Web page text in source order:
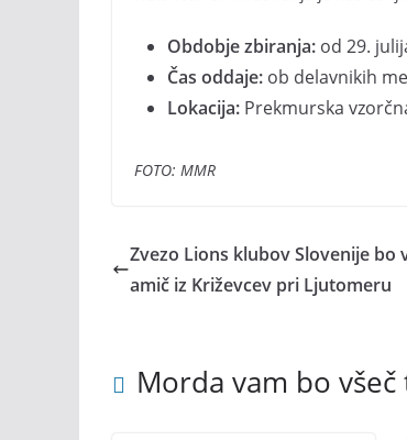
Obdobje zbiranja: od 29.
Čas oddaje: ob delavnikih
Lokacija: Prekmurska
FOTO: MMR
Zvezo Lions klubov Slovenije bo
amič iz Križevcev pri Ljutomeru
Morda vam bo všeč